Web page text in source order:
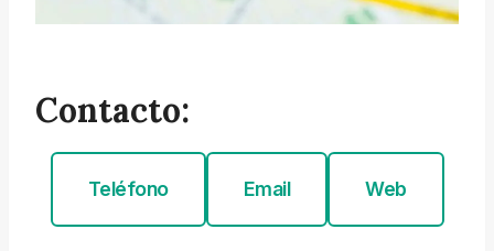
Contacto:
Teléfono Email Web